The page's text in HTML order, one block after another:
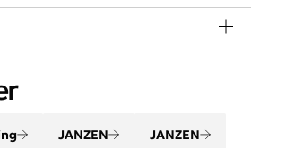
Maak van je huis een thuis met
Creëer een gevoel van
JANZEN JANZEN